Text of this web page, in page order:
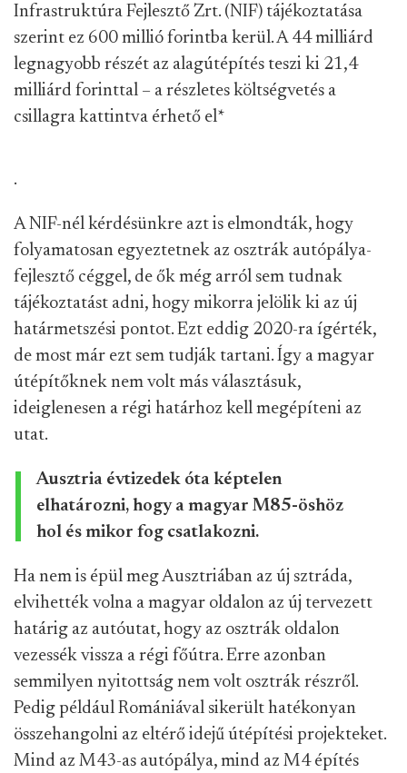
Infrastruktúra Fejlesztő Zrt. (NIF) tájékoztatása
szerint ez 600 millió forintba kerül. A 44 milliárd
legnagyobb részét az alagútépítés teszi ki 21,4
milliárd forinttal – a részletes költségvetés a
csillagra kattintva érhető el*
.
A NIF-nél kérdésünkre azt is elmondták, hogy
folyamatosan egyeztetnek az osztrák autópálya-
fejlesztő céggel, de ők még arról sem tudnak
tájékoztatást adni, hogy mikorra jelölik ki az új
határmetszési pontot. Ezt eddig 2020-ra ígérték,
de most már ezt sem tudják tartani. Így a magyar
útépítőknek nem volt más választásuk,
ideiglenesen a régi határhoz kell megépíteni az
utat.
Ausztria évtizedek óta képtelen
elhatározni, hogy a magyar M85-öshöz
hol és mikor fog csatlakozni.
Ha nem is épül meg Ausztriában az új sztráda,
elvihették volna a magyar oldalon az új tervezett
határig az autóutat, hogy az osztrák oldalon
vezessék vissza a régi főútra. Erre azonban
semmilyen nyitottság nem volt osztrák részről.
Pedig például Romániával sikerült hatékonyan
összehangolni az eltérő idejű útépítési projekteket.
Mind az M43-as autópálya, mind az M4 építés